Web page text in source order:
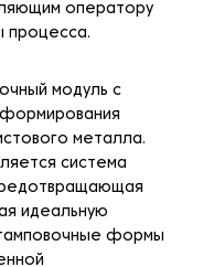
оператору
процесса.
модуль с
металла.
система
идеальную
формы